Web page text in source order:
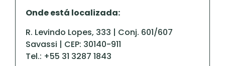
Onde está localizada:
R. Levindo Lopes, 333 | Conj. 601/607
Savassi | CEP: 30140-911
Tel.: +55 31 3287 1843